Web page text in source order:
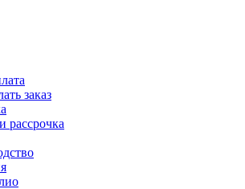
заказ
рассрочка